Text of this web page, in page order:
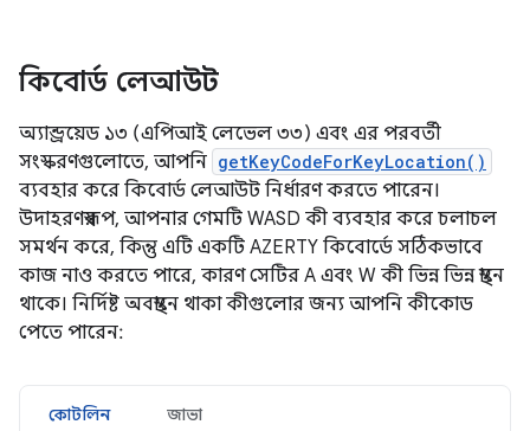
কিবোর্ড লেআউট
অ্যান্ড্রয়েড ১৩ (এপিআই লেভেল ৩৩) এবং এর পরবর্তী
সংস্করণগুলোতে, আপনি getKeyCodeForKeyLocation()
ব্যবহার করে কিবোর্ড লেআউট নির্ধারণ করতে পারেন।
উদাহরণস্বরূপ, আপনার গেমটি WASD কী ব্যবহার করে চলাচল
সমর্থন করে, কিন্তু এটি একটি AZERTY কিবোর্ডে সঠিকভাবে
কাজ নাও করতে পারে, কারণ সেটির A এবং W কী ভিন্ন ভিন্ন স্থানে
থাকে। নির্দিষ্ট অবস্থানে থাকা কীগুলোর জন্য আপনি কীকোড
পেতে পারেন:
কোটলিন জাভা